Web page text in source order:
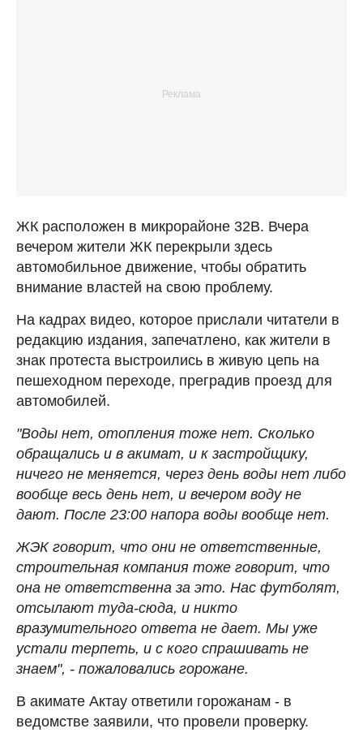
ЖК расположен в микрорайоне 32В. Вчера
вечером жители ЖК перекрыли здесь
автомобильное движение, чтобы обратить
внимание властей на свою проблему.
На кадрах видео, которое прислали читатели в
редакцию издания, запечатлено, как жители в
знак протеста выстроились в живую цепь на
пешеходном переходе, преградив проезд для
автомобилей.
"Воды нет, отопления тоже нет. Сколько
обращались и в акимат, и к застройщику,
ничего не меняется, через день воды нет либо
вообще весь день нет, и вечером воду не
дают. После 23:00 напора воды вообще нет.
ЖЭК говорит, что они не ответственные,
строительная компания тоже говорит, что
она не ответственна за это. Нас футболят,
отсылают туда-сюда, и никто
вразумительного ответа не дает. Мы уже
устали терпеть, и с кого спрашивать не
знаем", - пожаловались горожане.
В акимате Актау ответили горожанам - в
ведомстве заявили, что провели проверку.